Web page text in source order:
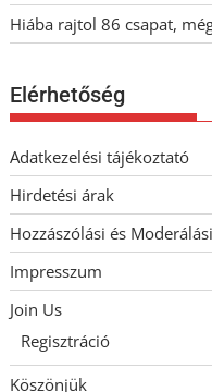
Hiába rajtol 86 csapat,
Elérhetőség
Adatkezelési tájékoztató
Hirdetési árak
Hozzászólási és
Impresszum
Join Us
Regisztráció
Köszönjük